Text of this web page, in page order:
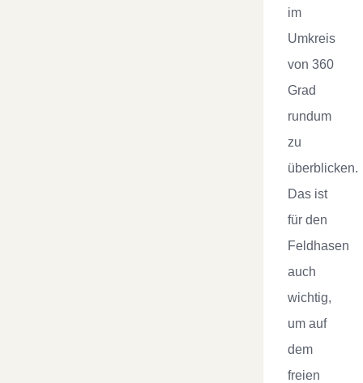
im
Umkreis
von 360
Grad
rundum
zu
überblicken.
Das ist
für den
Feldhasen
auch
wichtig,
um auf
dem
freien